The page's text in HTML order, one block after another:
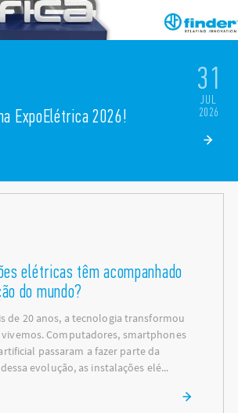
31
JUL
2026
ExpoElétrica 2026!
elétricas têm acompanhado
do mundo?
de 20 anos, a tecnologia transformou
Computadores, smartphones
passaram a fazer parte da
evolução, as instalações elé...